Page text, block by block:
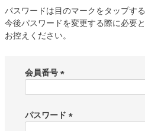
パスワードは目のマークをタップす
今後パスワードを変更する際に必要
お控えください。
会員番号
須
)
パスワード